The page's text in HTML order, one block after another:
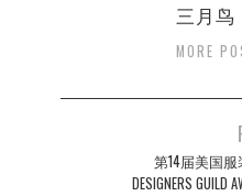
三月鸟
MORE
navigation第14届美国服
DESIGNERS